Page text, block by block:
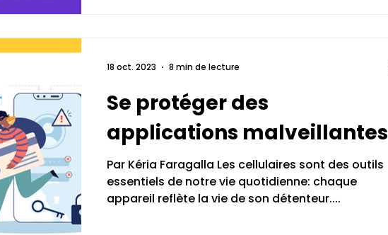
Se protéger des
applications malveillantes
Par Kéria Faragalla Les cellulaires sont des outils
essentiels de notre vie quotidienne: chaque
appareil reflète la vie de son détenteur....
18 oct. 2023 8 min de lecture